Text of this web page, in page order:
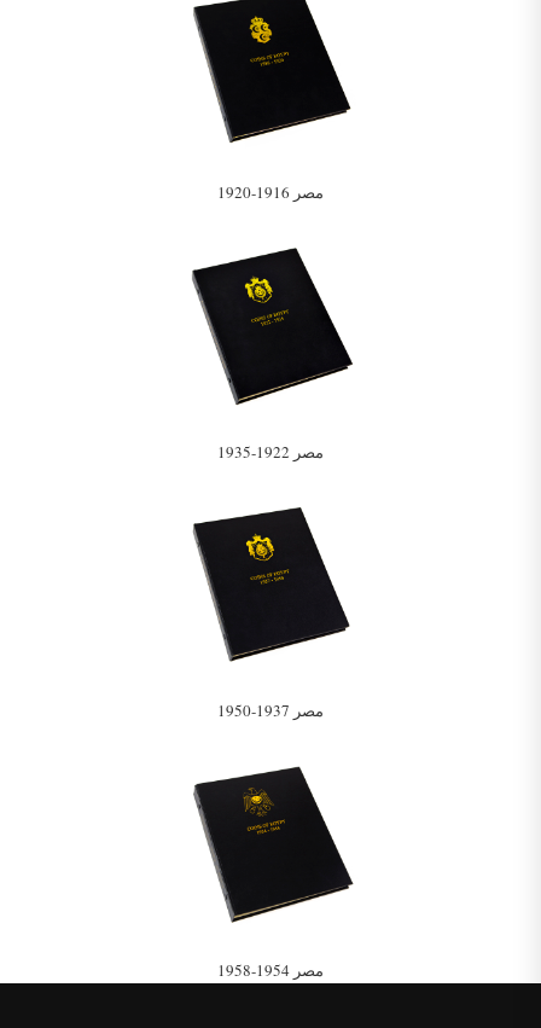
مصر 1916-1920
مصر 1922-1935
مصر 1937-1950
مصر 1954-1958